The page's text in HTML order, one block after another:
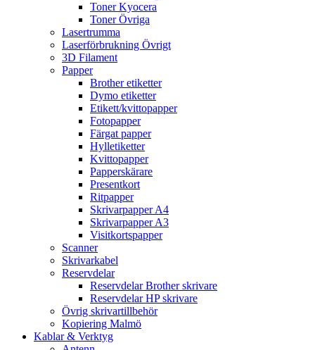
Toner Kyocera
Toner Övriga
Lasertrumma
Laserförbrukning Övrigt
3D Filament
Papper
Brother etiketter
Dymo etiketter
Etikett/kvittopapper
Fotopapper
Färgat papper
Hylletiketter
Kvittopapper
Papperskärare
Presentkort
Ritpapper
Skrivarpapper A4
Skrivarpapper A3
Visitkortspapper
Scanner
Skrivarkabel
Reservdelar
Reservdelar Brother skrivare
Reservdelar HP skrivare
Övrig skrivartillbehör
Kopiering Malmö
Kablar & Verktyg